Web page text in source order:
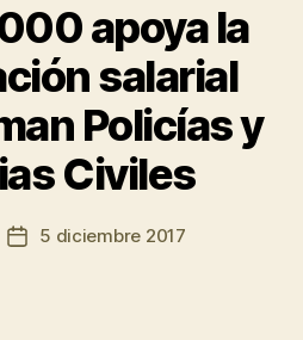
apoya la
salarial
Policías y
Civiles
5 diciembre 2017